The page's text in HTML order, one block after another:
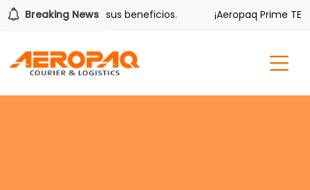
Breaking News
también tiene sus beneficios. ¡Aeropaq Prime TE